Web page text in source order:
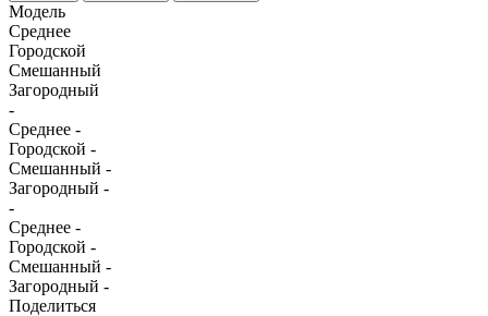
Модель
Среднее
Городской
Смешанный
Загородный
-
Среднее -
Городской -
Смешанный -
Загородный -
-
Среднее -
Городской -
Смешанный -
Загородный -
Поделиться